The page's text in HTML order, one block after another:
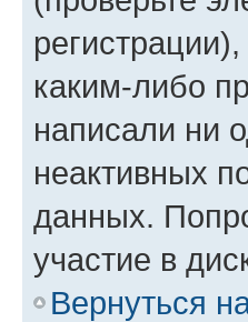
каким-либо
написали ни
неактивных
данных.
участие в
Вернуться